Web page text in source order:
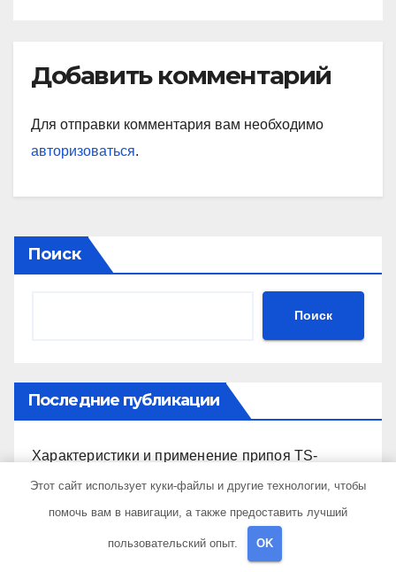
Добавить комментарий
Для отправки комментария вам необходимо
авторизоваться.
Поиск
Поиск
Последние публикации
Характеристики и применение припоя TS-
Принципы организации рабочих мест для
упаковки и комплектации товаров
Этот сайт использует куки-файлы и другие технологии, чтобы
помочь вам в навигации, а также предоставить лучший
пользовательский опыт. OK